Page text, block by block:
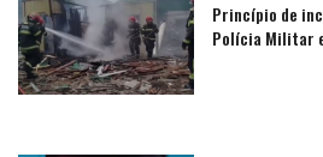
Princípio de
Polícia Militar